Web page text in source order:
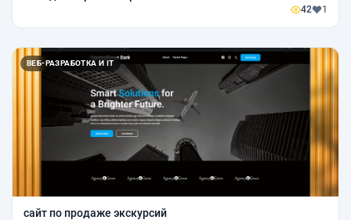
42 1
ВЕБ-РАЗРАБОТКА И IT
сайт по продаже экскурсий